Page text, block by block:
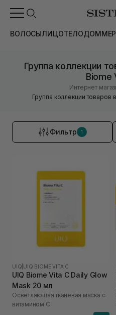
ВОЛОСЫЛИЦОТЕЛОДОМ
Группа коллекции
Biome
Интернет
Группа коллекции товаров
Фильтр 1
UIQ UIQ BIOME VITA C
UIQ Biome Vita C Daily Glow
Mask 20 мл
Осветляющая тканевая маска с
витамином C